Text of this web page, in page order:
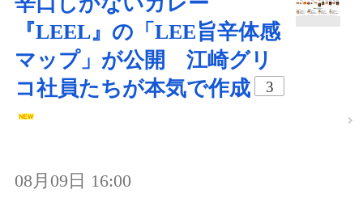
『LEEL』の「LEE旨辛体感
マップ」が公開 江崎グリ
コ社員たちが本気で作成
3
08月09日 16:00